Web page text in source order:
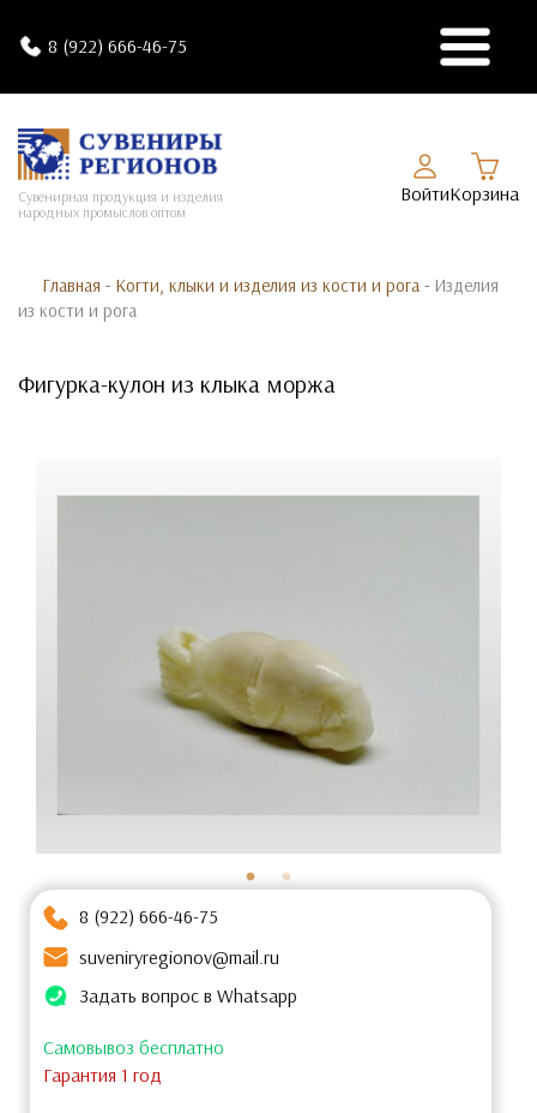
8 (922) 666-46-75
Сувенирная продукция и изделия
народных промыслов оптом
ВойтиКорзина
Главная - Когти, клыки и изделия из кости и рога - Изделия
из кости и рога
Фигурка-кулон из клыка моржа
8 (922) 666-46-75
suveniryregionov@mail.ru
Задать вопрос в Whatsapp
Самовывоз бесплатно
Гарантия 1 год